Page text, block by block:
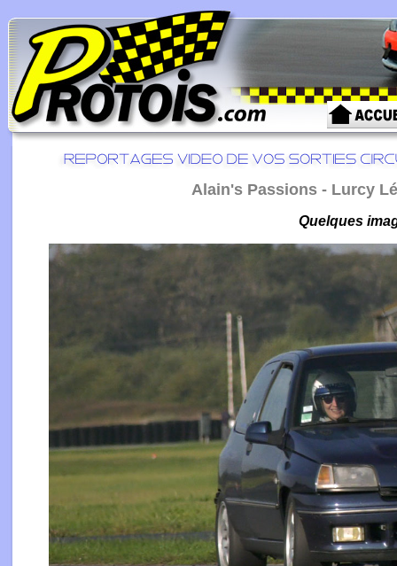
Alain's Passions - Lurcy
Quelques